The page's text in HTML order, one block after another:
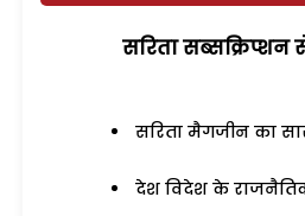
सरिता
सरिता मैगजीन का
देश विदेश के